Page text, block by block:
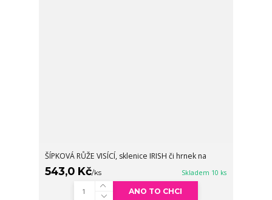
ŠÍPKOVÁ RŮŽE VISÍCÍ, sklenice IRISH či hrnek na
543,0 Kč/ks Skladem 10 ks
ANO TO CHCI